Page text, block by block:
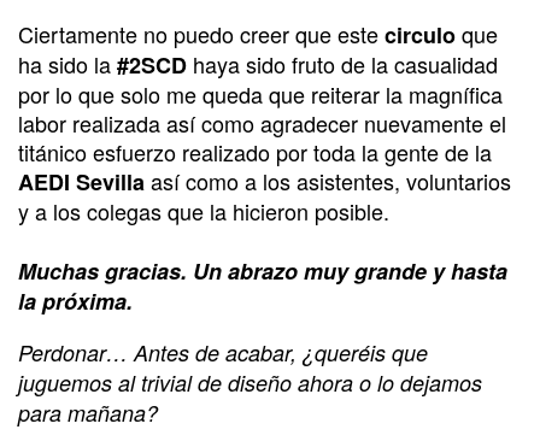
Ciertamente no puedo creer que estecirculoque
ha sido la#2SCD haya sido fruto de la casualidad
por lo que solo me queda que reiterar la magnífica
labor realizada así como agradecer nuevamente el
titánico esfuerzo realizado por toda la gente de la
AEDI Sevillaasí como a los asistentes, voluntarios
y a los colegas que la hicieron posible.
Muchas gracias. Un abrazo muy grande y hasta
la próxima.
Perdonar… Antes de acabar, ¿queréis que
juguemos al trivial de diseño ahora o lo dejamos
para mañana?